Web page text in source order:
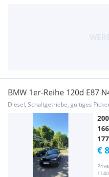
BMW 1er-Reihe 120d E87
Diesel, Schaltgetriebe, gültiges
177
€